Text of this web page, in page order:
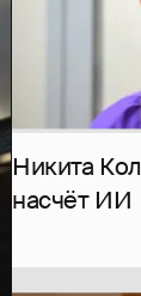
Никита
насчёт ИИ